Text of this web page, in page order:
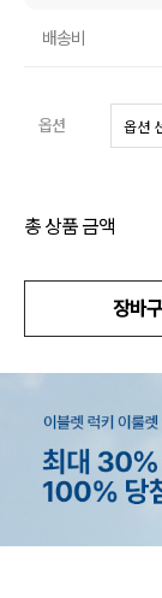
니트배송비
옵션
총 상품 금액
장바